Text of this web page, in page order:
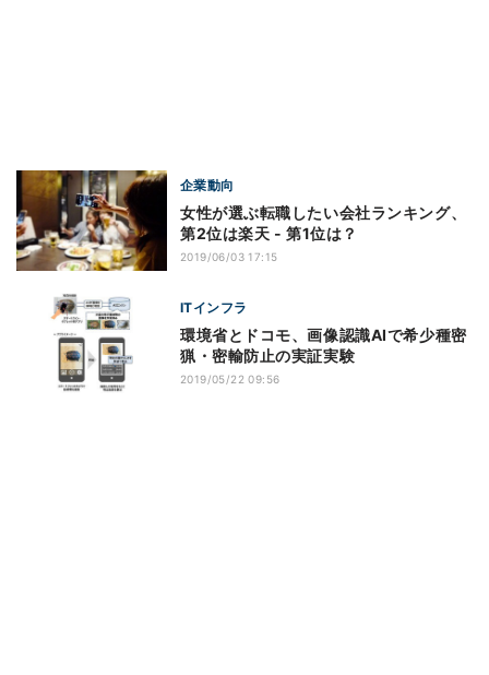
企業動向
女性が選ぶ転職したい会社ランキング、
第2位は楽天 - 第1位は？
2019/06/03 17:15
ITインフラ
環境省とドコモ、画像認識AIで希少種密
猟・密輸防止の実証実験
2019/05/22 09:56